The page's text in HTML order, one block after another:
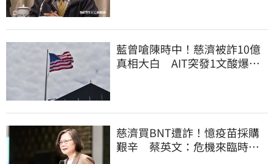
藍曾嗆陳時中！慈濟被詐10億
真相大白 AIT突發1文酸爆…
慈濟買BNT遭詐！憶疫苗採購
艱辛 蔡英文：危機來臨時務